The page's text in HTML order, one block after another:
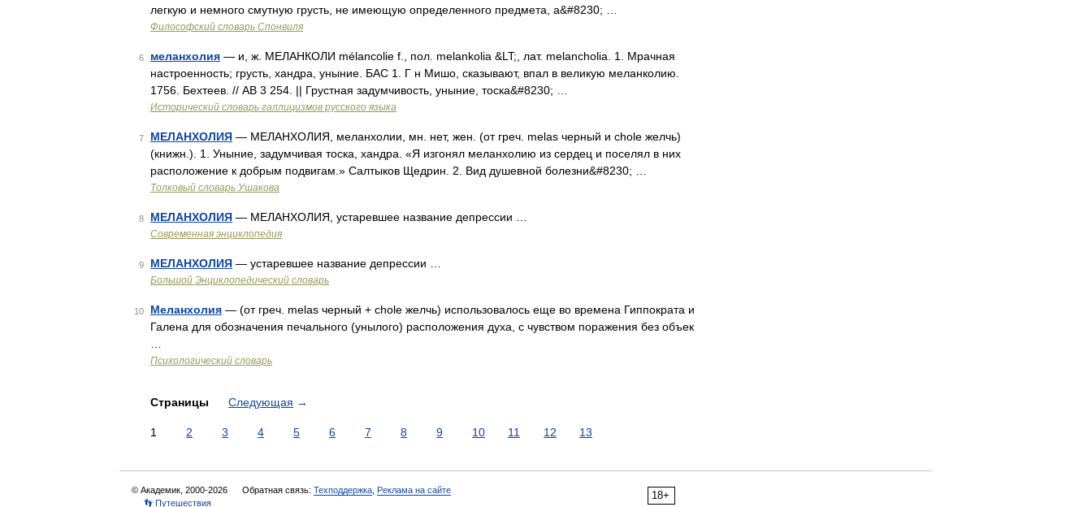
легкую и немного смутную грусть, не имеющую определенного предмета, а&#8230; …
Философский словарь Спонвиля
6 меланхолия — и, ж. МЕЛАНКОЛИ mélancolie f., пол. melankolia &LT;, лат. melancholia. 1. Мрачная
настроенность; грусть, хандра, уныние. БАС 1. Г н Мишо, сказывают, впал в великую меланколию.
1756. Бехтеев. // АВ 3 254. || Грустная задумчивость, уныние, тоска&#8230; …
Исторический словарь галлицизмов русского языка
7 МЕЛАНХОЛИЯ — МЕЛАНХОЛИЯ, меланхолии, мн. нет, жен. (от греч. melas черный и chole желчь)
(книжн.). 1. Уныние, задумчивая тоска, хандра. «Я изгонял меланхолию из сердец и поселял в них
расположение к добрым подвигам.» Салтыков Щедрин. 2. Вид душевной болезни&#8230; …
Толковый словарь Ушакова
8 МЕЛАНХОЛИЯ — МЕЛАНХОЛИЯ, устаревшее название депрессии …
Современная энциклопедия
9 МЕЛАНХОЛИЯ — устаревшее название депрессии …
Большой Энциклопедический словарь
10 Меланхолия — (от греч. melas черный + chole желчь) использовалось еще во времена Гиппократа и
Галена для обозначения печального (унылого) расположения духа, с чувством поражения без объек
Психологический словарь
Страницы Следующая →
1 2 3 4 5 6 7 8 9 10 11 12 13
18+
© Академик, 2000-2026 Обратная связь: Техподдержка Реклама на сайте
👣 Путешествия